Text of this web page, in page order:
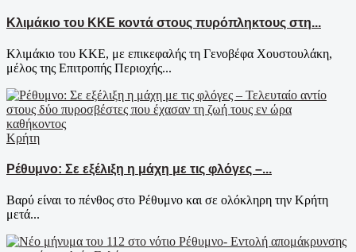
Κλιμάκιο του ΚΚΕ κοντά στους πυρόπληκτους στη...
Κλιμάκιο του ΚΚΕ, με επικεφαλής τη Γενοβέφα Χουστουλάκη,
μέλος της Επιτροπής Περιοχής...
Κρήτη
Ρέθυμνο: Σε εξέλιξη η μάχη με τις φλόγες –...
Βαρύ είναι το πένθος στο Ρέθυμνο και σε ολόκληρη την Κρήτη
μετά...